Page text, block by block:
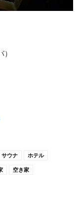
サウナ
ホテル
空き家